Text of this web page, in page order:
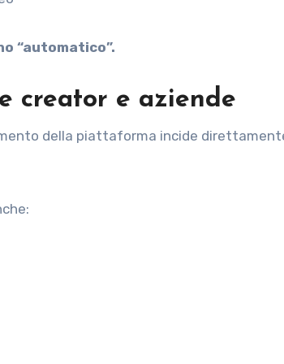
“automatico”.
creator e aziende
della piattaforma incide